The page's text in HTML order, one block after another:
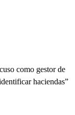
como gestor de
haciendas”